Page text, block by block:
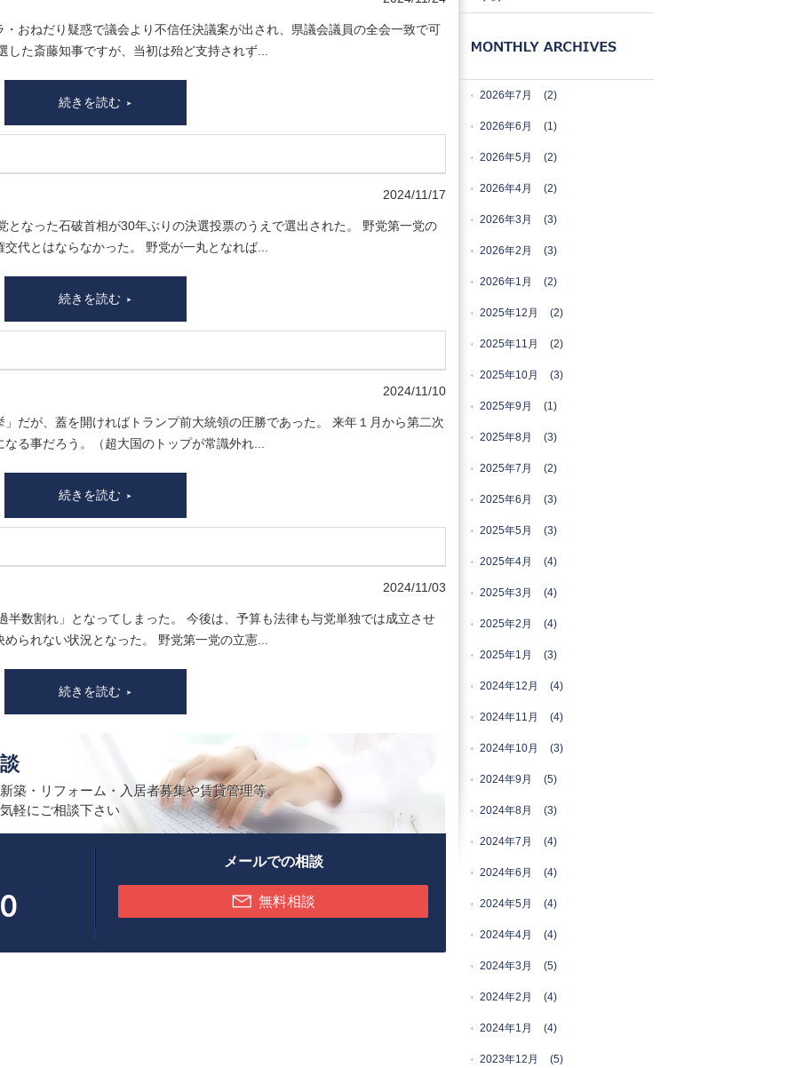
おねだり疑惑で議会より不信任決議案が出され、県議会議員の全会一致で可
した斎藤知事ですが、当初は殆ど支持されず...
続きを読む
2024/11/17
となった石破首相が30年ぶりの決選投票のうえで選出された。 野党第一党の
代とはならなかった。 野党が一丸となれば...
続きを読む
2024/11/10
だが、蓋を開ければトランプ前大統領の圧勝であった。 来年１月から第二次
る事だろう。（超大国のトップが常識外れ...
続きを読む
2024/11/03
半数割れ」となってしまった。 今後は、予算も法律も与党単独では成立させ
られない状況となった。 野党第一党の立憲...
続きを読む
築・リフォーム・入居者募集や賃貸管理等、
軽にご相談下さい
メールでの相談
無料相談
2026年7月 (2)
2026年6月 (1)
2026年5月 (2)
2026年4月 (2)
2026年3月 (3)
2026年2月 (3)
2026年1月 (2)
2025年12月 (2)
2025年11月 (2)
2025年10月 (3)
2025年9月 (1)
2025年8月 (3)
2025年7月 (2)
2025年6月 (3)
2025年5月 (3)
2025年4月 (4)
2025年3月 (4)
2025年2月 (4)
2025年1月 (3)
2024年12月 (4)
2024年11月 (4)
2024年10月 (3)
2024年9月 (5)
2024年8月 (3)
2024年7月 (4)
2024年6月 (4)
2024年5月 (4)
2024年4月 (4)
2024年3月 (5)
2024年2月 (4)
2024年1月 (4)
2023年12月 (5)